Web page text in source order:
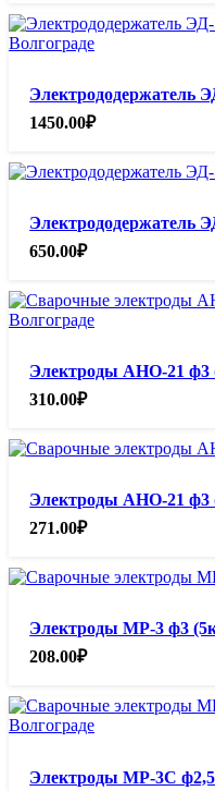
1450.00₽
Электрододержатель
650.00₽
Электроды АНО-21 ф3
310.00₽
Электроды АНО-21 ф3
271.00₽
Электроды МР-3 ф3
208.00₽
Электроды МР-3С ф2,5